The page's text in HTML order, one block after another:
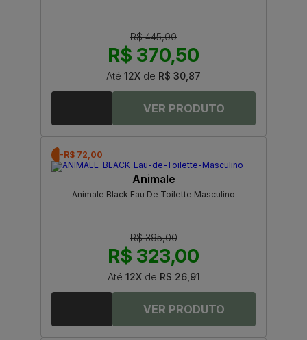
R$ 445,00
R$ 370,50
Até 12X de R$ 30,87
-R$ 72,00
Animale
Animale Black Eau De Toilette Masculino
R$ 395,00
R$ 323,00
Até 12Xde R$ 26,91